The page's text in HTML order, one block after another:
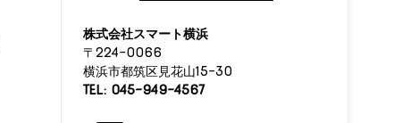
株式会社スマート横浜
〒224-0066
横浜市都筑区見花山15-30
TEL: 045-949-4567